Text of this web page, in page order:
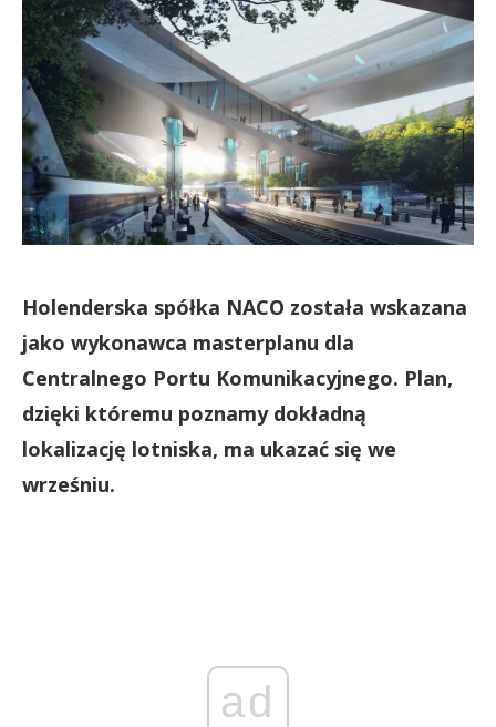
Holenderska spółka NACO została wskazana
jako wykonawca masterplanu dla
Centralnego Portu Komunikacyjnego. Plan,
dzięki któremu poznamy dokładną
lokalizację lotniska, ma ukazać się we
wrześniu.
ad